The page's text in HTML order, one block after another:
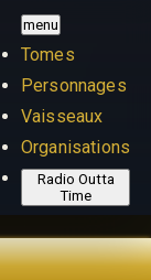
menu
Tomes
Personnages
Vaisseaux
Organisations
Radio Outta
Time